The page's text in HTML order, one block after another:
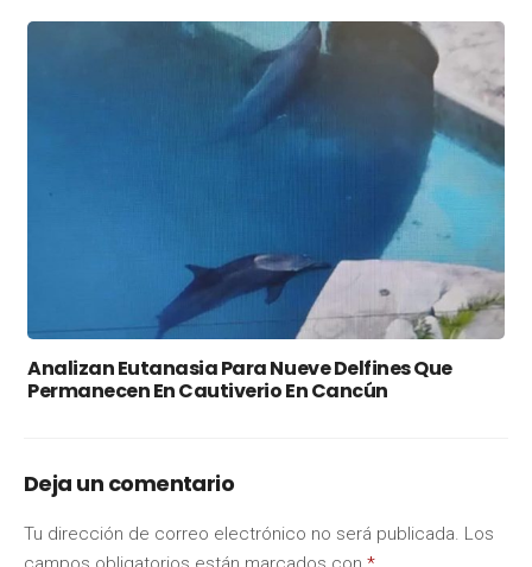
Analizan Eutanasia Para Nueve Delfines Que
Permanecen En Cautiverio En Cancún
Deja un comentario
Tu dirección de correo electrónico no será publicada. Los